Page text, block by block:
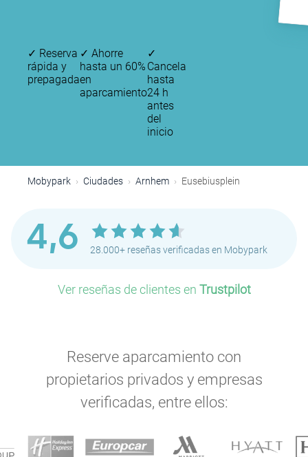
✓ Reserva
rápida y
prepagada
✓ Ahorre
hasta un 60%
en
aparcamiento
✓
Cancela
hasta
24 h
antes
del
inicio
Mobypark Ciudades Arnhem Eusebiusplein
4,6 28.000+ reseñas verificadas en Mobypark
Ver reseñas de clientes en Trustpilot
Reserve aparcamiento con
propietarios privados y empresas
verificadas, entre ellos: